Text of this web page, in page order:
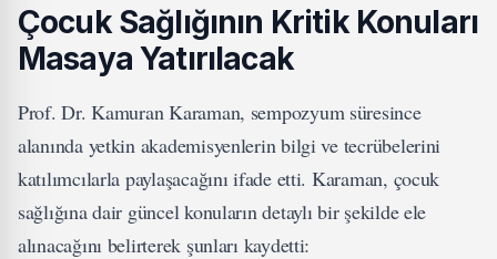
Çocuk Sağlığının Kritik Konuları
Masaya Yatırılacak
Prof. Dr. Kamuran Karaman, sempozyum süresince
alanında yetkin akademisyenlerin bilgi ve tecrübelerini
katılımcılarla paylaşacağını ifade etti. Karaman, çocuk
sağlığına dair güncel konuların detaylı bir şekilde ele
alınacağını belirterek şunları kaydetti: